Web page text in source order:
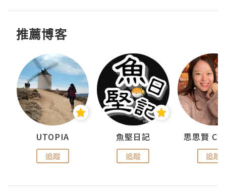
推薦博客
UTOPIA
追蹤
魚堅日記
追蹤 追蹤